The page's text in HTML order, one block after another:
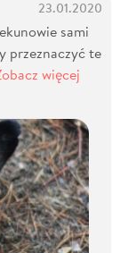
23.01.2020
sami
przeznaczyć te
więcej